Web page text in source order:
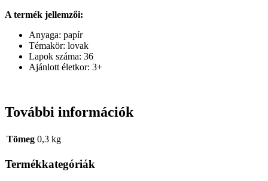
A termék jellemzői:
Anyaga: papír
Témakör: lovak
Lapok száma: 36
Ajánlott életkor: 3+
További információk
Tömeg 0,3 kg
Termékkategóriák